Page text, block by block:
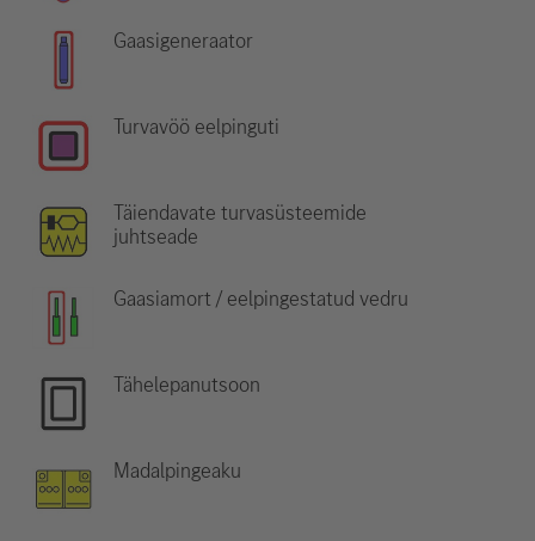
Gaasigeneraator
Turvavöö eelpinguti
Täiendavate turvasüsteemide
juhtseade
Gaasiamort / eelpingestatud vedru
Tähelepanutsoon
Madalpingeaku